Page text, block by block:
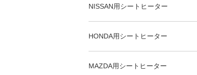
NISSAN用シートヒーター
HONDA用シートヒーター
MAZDA用シートヒーター